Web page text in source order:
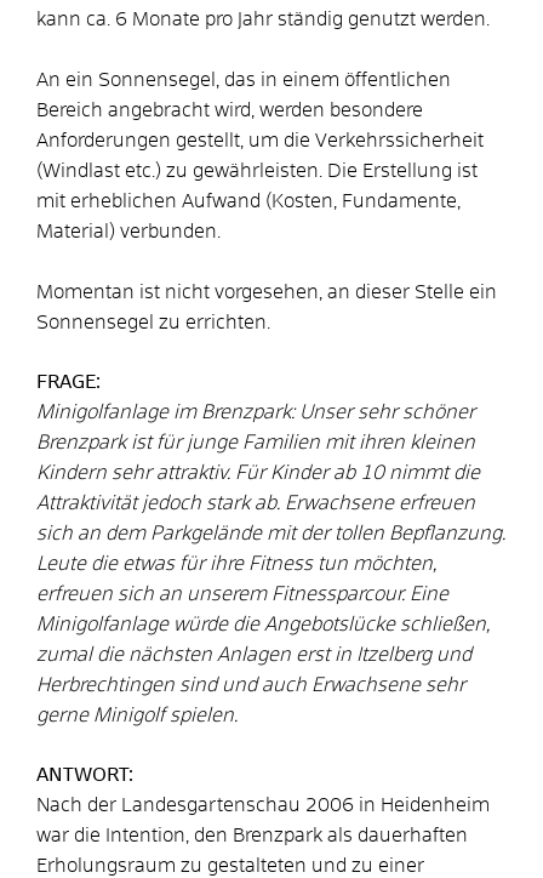
kann ca. 6 Monate pro Jahr ständig genutzt werden.
An ein Sonnensegel, das in einem öffentlichen
Bereich angebracht wird, werden besondere
Anforderungen gestellt, um die Verkehrssicherheit
(Windlast etc.) zu gewährleisten. Die Erstellung ist
mit erheblichen Aufwand (Kosten, Fundamente,
Material) verbunden.
Momentan ist nicht vorgesehen, an dieser Stelle ein
Sonnensegel zu errichten.
FRAGE:
Minigolfanlage im Brenzpark: Unser sehr schöner
Brenzpark ist für junge Familien mit ihren kleinen
Kindern sehr attraktiv. Für Kinder ab 10 nimmt die
Attraktivität jedoch stark ab. Erwachsene erfreuen
sich an dem Parkgelände mit der tollen Bepflanzung.
Leute die etwas für ihre Fitness tun möchten,
erfreuen sich an unserem Fitnessparcour. Eine
Minigolfanlage würde die Angebotslücke schließen,
zumal die nächsten Anlagen erst in Itzelberg und
Herbrechtingen sind und auch Erwachsene sehr
gerne Minigolf spielen.
ANTWORT:
Nach der Landesgartenschau 2006 in Heidenheim
war die Intention, den Brenzpark als dauerhaften
Erholungsraum zu gestalteten und zu einer